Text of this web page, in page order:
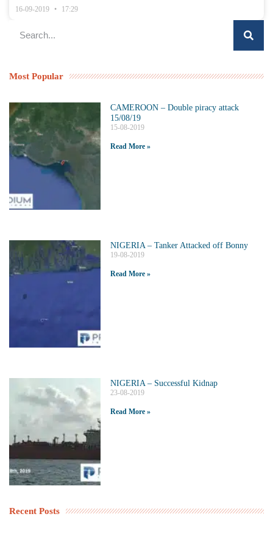
16-09-2019 17:29
Most Popular
CAMEROON – Double piracy attack
15/08/19
15-08-2019
Read More »
NIGERIA – Tanker Attacked off Bonny
19-08-2019
Read More »
NIGERIA – Successful Kidnap
23-08-2019
Read More »
Recent Posts